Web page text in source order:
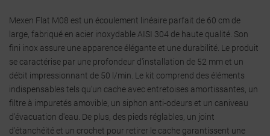
Mexen Flat M08 est un écoulement linéaire parfait de 60 cm de
large, fabriqué en acier inoxydable AISI 304 de haute qualité. Son
fini inox assure une apparence élégante et une durabilité. Le produit
se caractérise par une profondeur d'installation de 52 mm et un
débit impressionnant de 50 l/min. Le kit comprend des éléments
indispensables tels qu'un cache avec entretoises amortissantes, un
filtre à impuretés amovible, un siphon anti-odeurs et un caniveau
d'évacuation d'eau. De plus, des pieds réglables, un joint
d'étanchéité et un crochet pour retirer le cache garantissent une